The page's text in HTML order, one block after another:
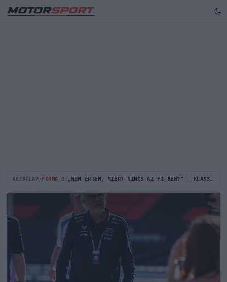
KEZDŐLAP FORMA-1 „NEM ÉRTEM, MIÉRT NINCS AZ F1-BEN?" - KLASSZIS VERSENYZŐT AJÁNLOTTAK BRIATORE FIGYELMÉBE